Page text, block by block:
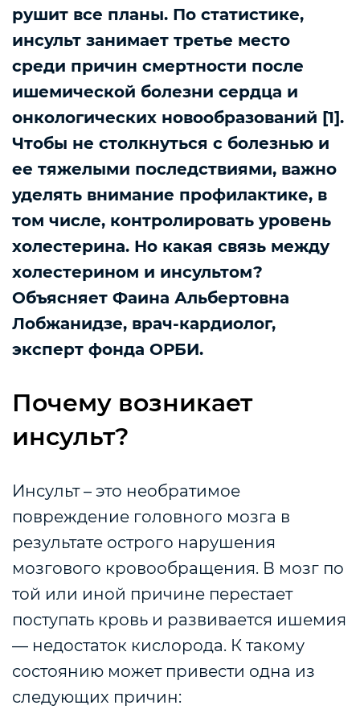
рушит все планы. По статистике,
инсульт занимает третье место
среди причин смертности после
ишемической болезни сердца и
онкологических новообразований [1].
Чтобы не столкнуться с болезнью и
ее тяжелыми последствиями, важно
уделять внимание профилактике, в
том числе, контролировать уровень
холестерина. Но какая связь между
холестерином и инсультом?
Объясняет Фаина Альбертовна
Лобжанидзе, врач-кардиолог,
эксперт фонда ОРБИ.
Почему возникает
инсульт?
Инсульт – это необратимое
повреждение головного мозга в
результате острого нарушения
мозгового кровообращения. В мозг по
той или иной причине перестает
поступать кровь и развивается ишемия
— недостаток кислорода. К такому
состоянию может привести одна из
следующих причин: